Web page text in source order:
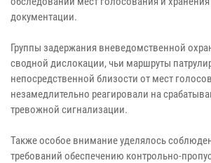
документации.
Группы задержания вневедомственной
сводной дислокации, чьи маршруты
непосредственной близости от мест
незамедлительно реагировали на
тревожной сигнализации.
Также особое внимание уделялось
требований обеспечению контрольно-